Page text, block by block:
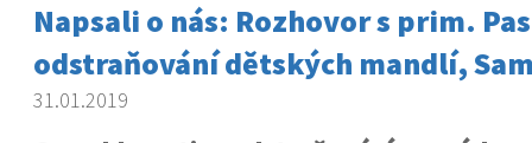
Napsali o nás: Rozhovor s prim.
odstraňování dětských mandlí,
31.01.2019